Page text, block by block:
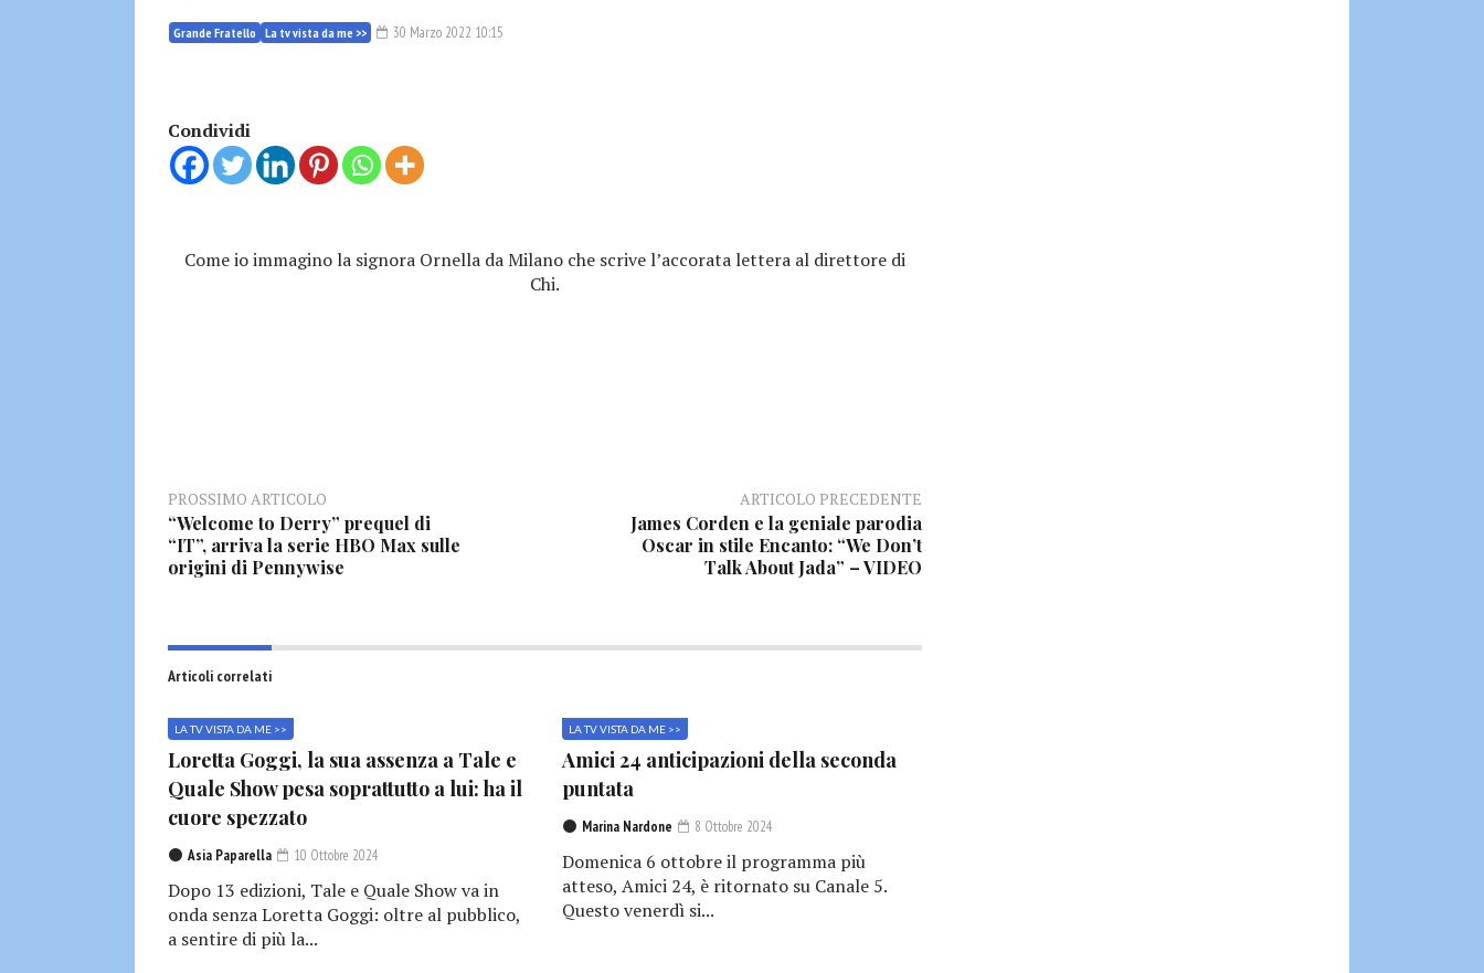
Grande Fratello La tv vista da me >> 30 Marzo 2022 10:15
Condividi
Come io immagino la signora Ornella da Milano che scrive l’accorata lettera al direttore di
Chi.
PROSSIMO ARTICOLO
“Welcome to Derry” prequel di
“IT”, arriva la serie HBO Max sulle
origini di Pennywise
ARTICOLO PRECEDENTE
James Corden e la geniale parodia
Oscar in stile Encanto: “We Don’t
Talk About Jada” – VIDEO
Articoli correlati
LA TV VISTA DA ME >>
Loretta Goggi, la sua assenza a Tale e
Quale Show pesa soprattutto a lui: ha il
cuore spezzato
Asia Paparella 10 Ottobre 2024
Dopo 13 edizioni, Tale e Quale Show va in
onda senza Loretta Goggi: oltre al pubblico,
a sentire di più la...
LA TV VISTA DA ME >>
Amici 24 anticipazioni della seconda
puntata
Marina Nardone 8 Ottobre 2024
Domenica 6 ottobre il programma più
atteso, Amici 24, è ritornato su Canale 5.
Questo venerdì si...